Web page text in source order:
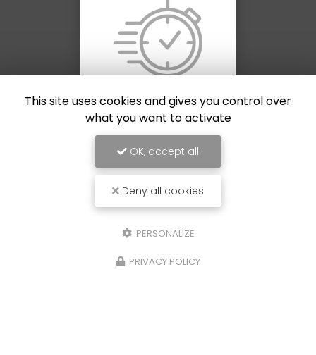
Délai de production
rapide
This site uses cookies and gives you control over
what you want to activate
OK, accept all
Deny all cookies
PERSONALIZE
PRIVACY POLICY